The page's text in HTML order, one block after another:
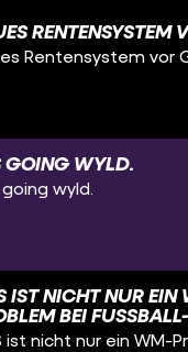
RENTENSYSTEM
Rentensystem vor
GOING WYLD.
going wyld.
IST NICHT NUR EIN
BEI FUSSBALL-
ist nicht nur ein WM-